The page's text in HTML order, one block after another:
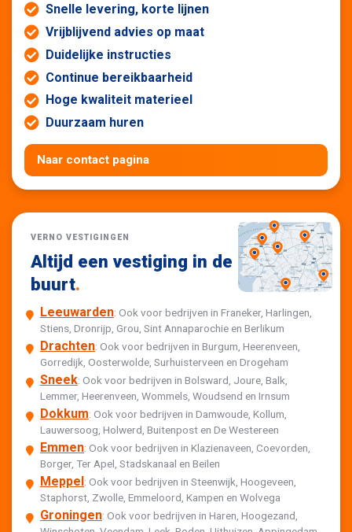
Snelle levering, korte lijnen
Vrijblijvend advies op maat
Duidelijke instructies
Continue bereikbaarheid
Hoge kwaliteit materieel
Duurzaam huren
Naar contact pagina
VERNO VESTIGINGEN
Altijd een vestiging in de
buurt.
Leeuwarden: Ook voor bedrijven in Franeker, Harlingen,
Stiens, Dronrijp, Grou, Sint Annaparochie en Berlikum
Drachten: Ook voor bedrijven in Burgum, Heerenveen,
Gorredijk, Oosterwolde, Surhuisterveen en Drogeham
Sneek: Ook voor bedrijven in Bolsward, Joure, Balk,
Lemmer, Heerenveen, Wommels, Woudsend en Irnsum
Dokkum: Ook voor bedrijven in Damwoude, Kollum,
Lauwersoog, Holwerd, Buitenpost en De Westereen
Emmen: Ook voor bedrijven in Klazienaveen, Coevorden,
Borger, Ter Apel, Stadskanaal en Beilen
Meppel: Ook voor bedrijven in Steenwijk, Hoogeveen,
Staphorst, Zwolle, Emmeloord, Kampen en Wolvega
Groningen: Ook voor bedrijven in Haren, Hoogezand,